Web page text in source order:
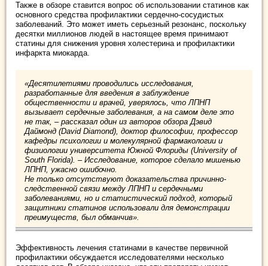
Также в обзоре ставится вопрос об использовании статинов как
основного средства профилактики сердечно-сосудистых
заболеваний. Это может иметь серьезный резонанс, поскольку
десятки миллионов людей в настоящее время принимают
статины для снижения уровня холестерина и профилактики
инфаркта миокарда.
«Десятилетиями проводились исследования,
разработанные для введения в заблуждение
общественности и врачей, уверялось, что ЛПНП
вызывает сердечные заболевания, а на самом деле это
не так, – рассказал один из авторов обзора Дэвид
Даймонд (David Diamond), доктор философии, профессор
кафедры психологии и молекулярной фармакологии и
физиологии университета Южной Флориды (University of
South Florida). – Исследование, которое сделало мишенью
ЛПНП, ужасно ошибочно.
Не только отсутствуют доказательства причинно-
следственной связи между ЛПНП и сердечными
заболеваниями, но и статистический подход, который
защитники статинов использовали для демонстрации
преимуществ, был обманчив».
Эффективность лечения статинами в качестве первичной
профилактики обсуждается исследователями несколько